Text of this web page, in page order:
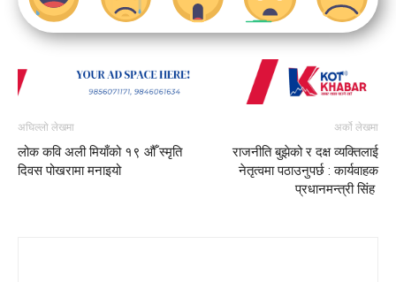
अघिल्लो लेखमा
लोक कवि अली मियाँको १९ औँ स्मृति
दिवस पोखरामा मनाइयो
अर्को लेखमा
राजनीति बुझेको र दक्ष व्यक्तिलाई
नेतृत्वमा पठाउनुपर्छ : कार्यवाहक
प्रधानमन्त्री सिंह